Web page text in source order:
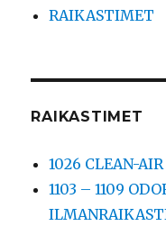
RAIKASTIMET
RAIKASTIMET
1026 CLEAN-
1103 – 1109